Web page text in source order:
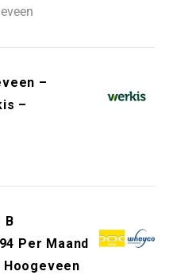
–
–
B
Per Maand
Hoogeveen